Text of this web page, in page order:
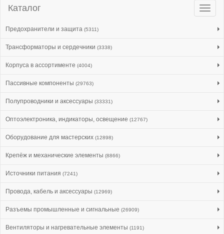
Каталог
Предохранители и защита (5311)
Трансформаторы и сердечники (3338)
Корпуса в ассортименте (4004)
Пассивные компоненты (29763)
Полупроводники и аксессуары (33331)
Оптоэлектроника, индикаторы, освещение (12767)
Оборудование для мастерских (12898)
Крепёж и механические элементы (8866)
Источники питания (7241)
Провода, кабель и аксессуары (12969)
Разъемы промышленные и сигнальные (26909)
Вентиляторы и нагревательные элементы (1191)